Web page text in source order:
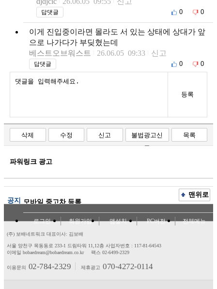
답댓글 0 0
이게 진입중이라면 몰라도 서 있는 상태에 상대가 앞
으로 나가다가 부딪혔는데
베스트오브워스트
26.06.05 09:33 신고
답댓글 0 0
등록
삭제 수정 신고
불법광고신
고
목록
파워링크 광고
공지 모바일 중고차 등록
맨위로
로그인 회원가입 앱설치 PC버전 전체메뉴
(주) 보배네트워크 대표이사: 김보배
서울 양천구 목동동로 233-1 드림타워 11,12층 사업자번호 : 117-81-64543
이메일 bobaedream@bobaedream.co.kr
팩스 02-6499-2329
이용문의 02-784-2329 제휴광고 070-4272-0114